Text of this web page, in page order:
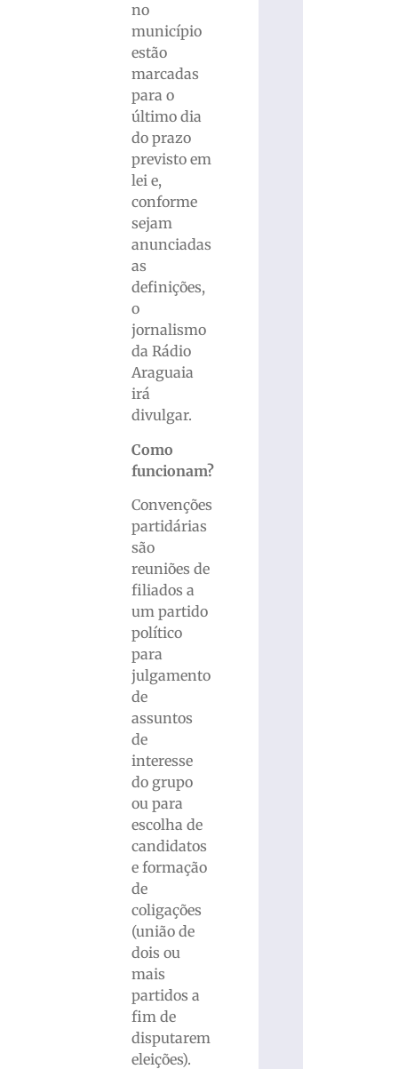
no
município
estão
marcadas
para o
último dia
do prazo
previsto em
lei e,
conforme
sejam
anunciadas
as
definições,
o
jornalismo
da Rádio
Araguaia
irá
divulgar.
Como
funcionam?
Convenções
partidárias
são
reuniões de
filiados a
um partido
político
para
julgamento
de
assuntos
de
interesse
do grupo
ou para
escolha de
candidatos
e formação
de
coligações
(união de
dois ou
mais
partidos a
fim de
disputarem
eleições).